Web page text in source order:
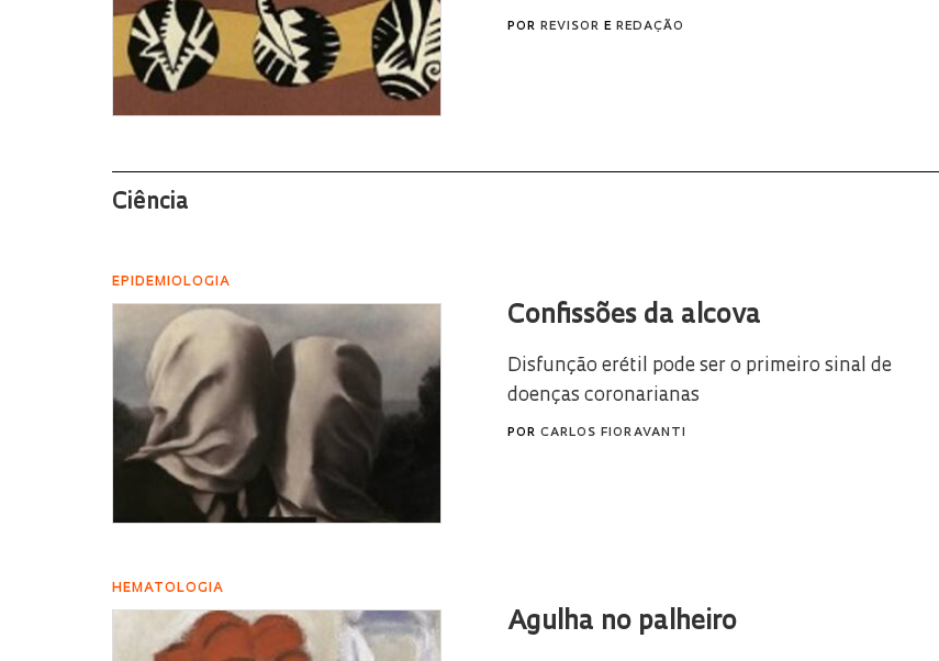
POR REVISOR E REDAÇÃO
Ciência
EPIDEMIOLOGIA
Confissões da alcova
Disfunção erétil pode ser o primeiro sinal de
doenças coronarianas
POR CARLOS FIORAVANTI
HEMATOLOGIA
Agulha no palheiro